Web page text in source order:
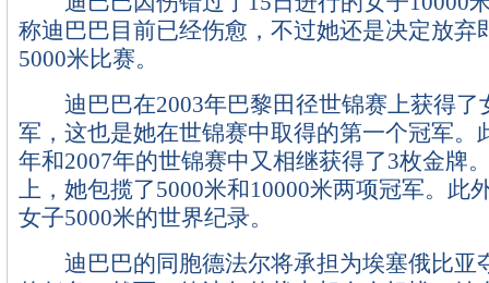
称迪巴巴目前已经伤愈，不过她还是决定放弃
5000米比赛。
迪巴巴在2003年巴黎田径世锦赛上获得了
军，这也是她在世锦赛中取得的第一个冠军。
年和2007年的世锦赛中又相继获得了3枚金牌
上，她包揽了5000米和10000米两项冠军。此
女子5000米的世界纪录。
迪巴巴的同胞德法尔将承担为埃塞俄比亚